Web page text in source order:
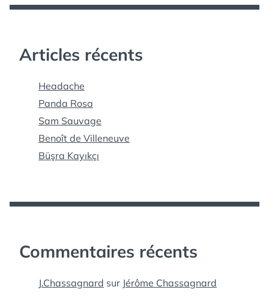
Articles récents
Headache
Panda Rosa
Sam Sauvage
Benoît de Villeneuve
Büşra Kayıkçı
Commentaires récents
J.Chassagnard sur Jérôme Chassagnard